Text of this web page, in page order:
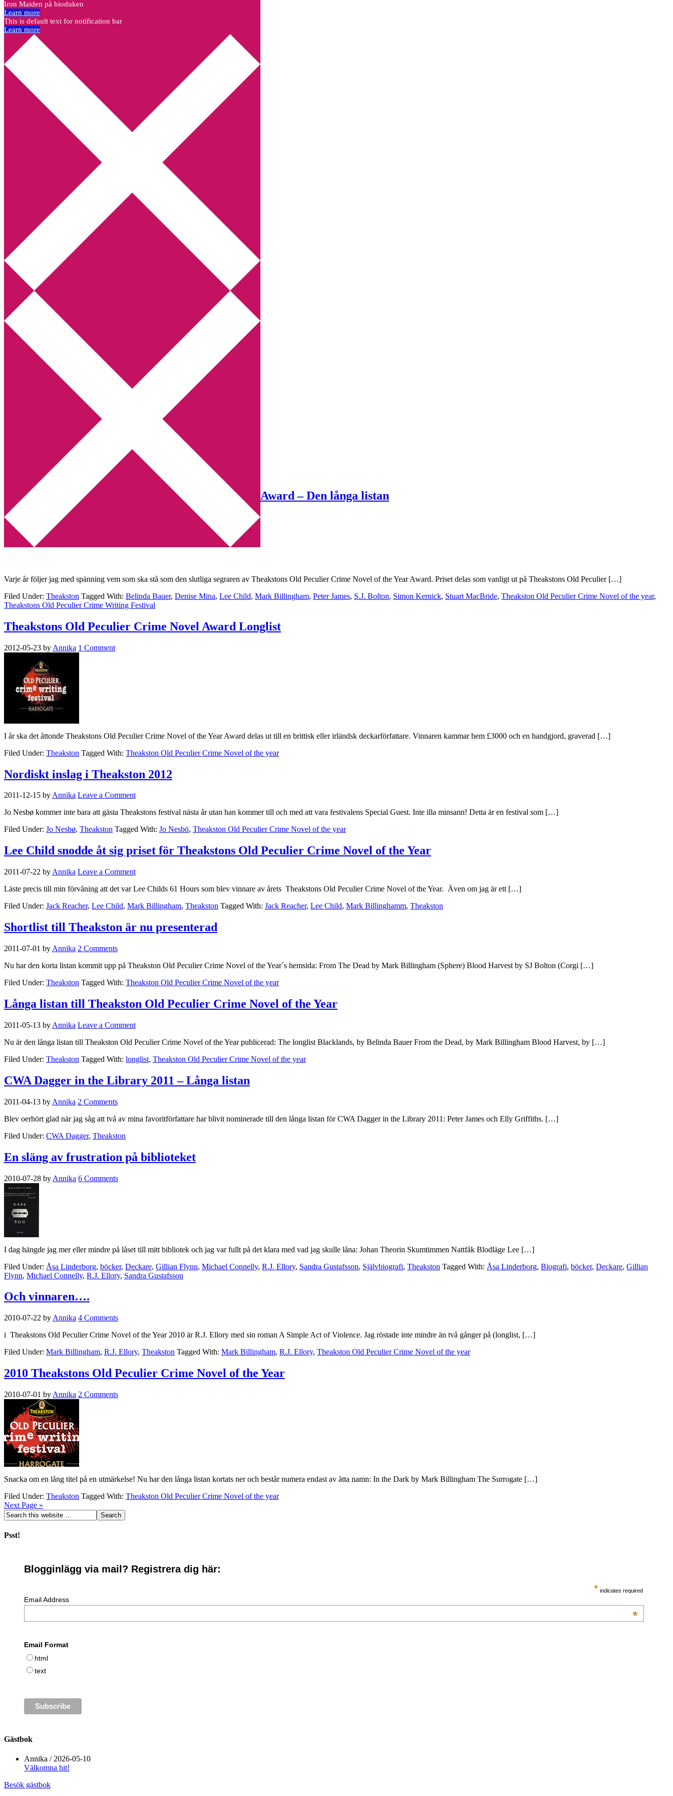
Annikas litteratur- och kulturblogg
Deckare, kriminalromaner, thrillers
Hem
Boktolva
Författarfemman
Kontakt
Webbshop Amazon
Utskriftscentralen
Min tv-blogg
You are here:Home Archives for Theakston
Theakstons Old Peculier Crime Novel of the Year Award – Den långa listan
2013-05-10 Annika
Varje år följer jag med spänning vem som ska stå som den slutliga segraren av Theakstons Old Peculier Crime Novel of the Year Award. Priset delas som vanligt ut på Theakstons Old Peculier […]
Filed Under: Theakston Tagged With: Belinda Bauer, Denise Mina, Lee Child, Mark Billingham, Peter James, S.J. Bolton, Simon Kernick, Stuart MacBride, Theakston Old Peculier Crime Novel of the year,
Theakstons Old Peculier Crime Writing Festival
Theakstons Old Peculier Crime Novel Award Longlist
2012-05-23 by Annika 1 Comment
I år ska det åttonde Theakstons Old Peculier Crime Novel of the Year Award delas ut till en brittisk eller irländsk deckarförfattare. Vinnaren kammar hem £3000 och en handgjord, graverad […]
Filed Under: Theakston Tagged With: Theakston Old Peculier Crime Novel of the year
Nordiskt inslag i Theakston 2012
2011-12-15 byAnnika Leave a Comment
Jo Nesbø kommer inte bara att gästa Theakstons festival nästa år utan han kommer till och med att vara festivalens Special Guest. Inte illa minsann! Detta är en festival som […]
Filed Under: Jo Nesbø, Theakston Tagged With: Jo Nesbö, Theakston Old Peculier Crime Novel of the year
Lee Child snodde åt sig priset för Theakstons Old Peculier Crime Novel of the Year
2011-07-22 by Annika Leave a Comment
Läste precis till min förvåning att det var Lee Childs 61 Hours som blev vinnare av årets Theakstons Old Peculier Crime Novel of the Year. Även om jag är ett […]
Filed Under: Jack Reacher, Lee Child, Mark Billingham, Theakston Tagged With: Jack Reacher, Lee Child, Mark Billinghamm, Theakston
Shortlist till Theakston är nu presenterad
2011-07-01 by Annika 2 Comments
Nu har den korta listan kommit upp på Theakston Old Peculier Crime Novel of the Year´s hemsida: From The Dead by Mark Billingham (Sphere) Blood Harvest by SJ Bolton (Corgi […]
Filed Under: Theakston Tagged With: Theakston Old Peculier Crime Novel of the year
Långa listan till Theakston Old Peculier Crime Novel of the Year
2011-05-13 by Annika Leave a Comment
Nu är den långa listan till Theakston Old Peculier Crime Novel of the Year publicerad: The longlist Blacklands, by Belinda Bauer From the Dead, by Mark Billingham Blood Harvest, by […]
Filed Under: Theakston Tagged With: longlist, Theakston Old Peculier Crime Novel of the year
CWA Dagger in the Library 2011 – Långa listan
2011-04-13 by Annika 2 Comments
Blev oerhört glad när jag såg att två av mina favoritförfattare har blivit nominerade till den långa listan för CWA Dagger in the Library 2011: Peter James och Elly Griffiths. […]
Filed Under: CWA Dagger, Theakston
En släng av frustration på biblioteket
2010-07-28 by Annika 6 Comments
I dag hängde jag mer eller mindre på låset till mitt bibliotek och jag var fullt på det klara med vad jag skulle låna: Johan Theorin Skumtimmen Nattfåk Blodläge Lee […]
Filed Under: Åsa Linderborg, böcker, Deckare, Gillian Flynn, Michael Connelly, R.J. Ellory, Sandra Gustafsson, Självbiografi, Theakston Tagged With: Åsa Linderborg, Biografi, böcker, Deckare, Gillian
Flynn, Michael Connelly, R.J. Ellory, Sandra Gustafsson
Och vinnaren….
2010-07-22 by Annika 4 Comments
i Theakstons Old Peculier Crime Novel of the Year 2010 är R.J. Ellory med sin roman A Simple Act of Violence. Jag röstade inte mindre än två gånger på (longlist, […]
Filed Under: Mark Billingham, R.J. Ellory, Theakston Tagged With: Mark Billingham, R.J. Ellory, Theakston Old Peculier Crime Novel of the year
2010 Theakstons Old Peculier Crime Novel of the Year
2010-07-01 by Annika 2 Comments
Snacka om en lång titel på en utmärkelse! Nu har den långa listan kortats ner och består numera endast av åtta namn: In the Dark by Mark Billingham The Surrogate […]
Filed Under: Theakston Tagged With: Theakston Old Peculier Crime Novel of the year
Next Page »
Psst!
Blogginlägg via mail? Registrera dig här:
* indicates required
Email Address
*
Email Format
html
text
Gästbok
Annika /2026-05-10
Välkomna hit!
Besök gästbok
Iron Maiden på bioduken
Learn more
This is default text for notification bar
Learn more